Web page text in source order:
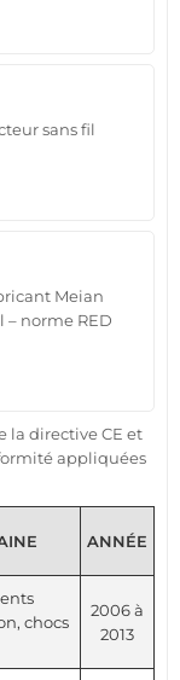
sans fil
Meian
– norme RED
la directive CE et
appliquées
ANNÉE
chocs
2006 à
2013